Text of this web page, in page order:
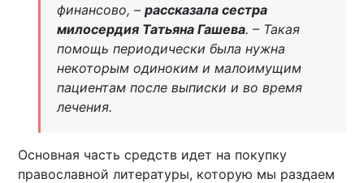
финансово, – рассказала сестра
милосердия Татьяна Гашева. – Такая
помощь периодически была нужна
некоторым одиноким и малоимущим
пациентам после выписки и во время
лечения.
Основная часть средств идет на покупку
православной литературы, которую мы раздаем